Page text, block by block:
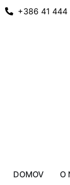
+386 41 444
DOMOV O